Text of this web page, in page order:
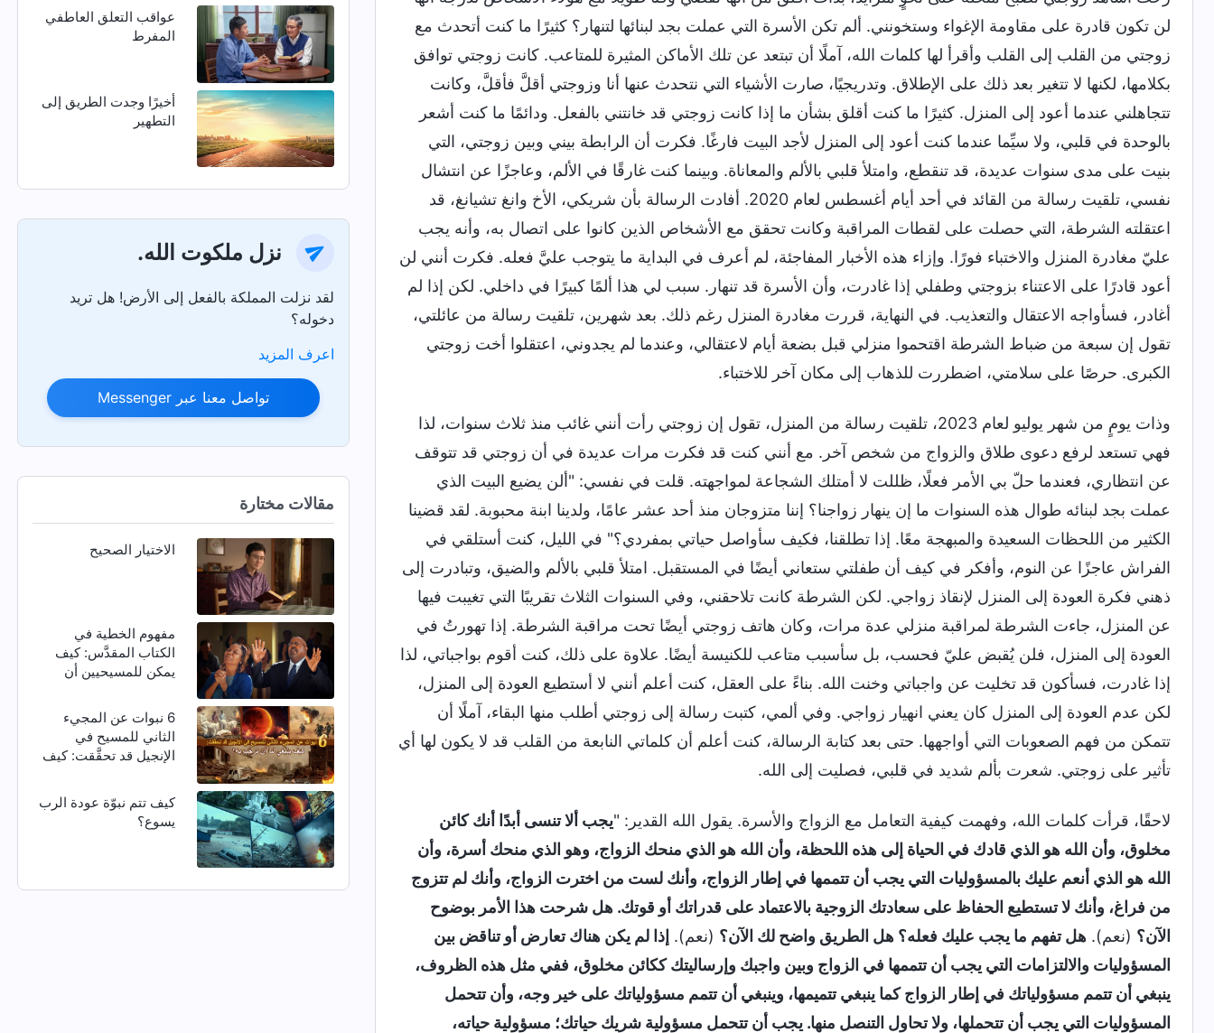
لن تكون قادرة على مقاومة الإغواء وستخونني. ألم تكن الأسرة التي عملت بجد لبنائها لتنهار؟ كثيرًا ما كنت أتحدث مع
زوجتي من القلب إلى القلب وأقرأ لها كلمات الله، آملًا أن تبتعد عن تلك الأماكن المثيرة للمتاعب. كانت زوجتي توافق
بكلامها، لكنها لا تتغير بعد ذلك على الإطلاق. وتدريجيًا، صارت الأشياء التي نتحدث عنها أنا وزوجتي أقلَّ فأقلَّ، وكانت
تتجاهلني عندما أعود إلى المنزل. كثيرًا ما كنت أقلق بشأن ما إذا كانت زوجتي قد خانتني بالفعل. ودائمًا ما كنت أشعر
بالوحدة في قلبي، ولا سيِّما عندما كنت أعود إلى المنزل لأجد البيت فارغًا. فكرت أن الرابطة بيني وبين زوجتي، التي
بنيت على مدى سنوات عديدة، قد تنقطع، وامتلأ قلبي بالألم والمعاناة. وبينما كنت غارقًا في الألم، وعاجزًا عن انتشال
نفسي، تلقيت رسالة من القائد في أحد أيام أغسطس لعام 2020. أفادت الرسالة بأن شريكي، الأخ وانغ تشيانغ، قد
اعتقلته الشرطة، التي حصلت على لقطات المراقبة وكانت تحقق مع الأشخاص الذين كانوا على اتصال به، وأنه يجب
عليّ مغادرة المنزل والاختباء فورًا. وإزاء هذه الأخبار المفاجئة، لم أعرف في البداية ما يتوجب عليَّ فعله. فكرت أنني لن
أعود قادرًا على الاعتناء بزوجتي وطفلي إذا غادرت، وأن الأسرة قد تنهار. سبب لي هذا ألمًا كبيرًا في داخلي. لكن إذا لم
أغادر، فسأواجه الاعتقال والتعذيب. في النهاية، قررت مغادرة المنزل رغم ذلك. بعد شهرين، تلقيت رسالة من عائلتي،
تقول إن سبعة من ضباط الشرطة اقتحموا منزلي قبل بضعة أيام لاعتقالي، وعندما لم يجدوني، اعتقلوا أخت زوجتي
الكبرى. حرصًا على سلامتي، اضطررت للذهاب إلى مكان آخر للاختباء.
وذات يومٍ من شهر يوليو لعام 2023، تلقيت رسالة من المنزل، تقول إن زوجتي رأت أنني غائب منذ ثلاث سنوات، لذا
فهي تستعد لرفع دعوى طلاق والزواج من شخص آخر. مع أنني كنت قد فكرت مرات عديدة في أن زوجتي قد تتوقف
عن انتظاري، فعندما حلّ بي الأمر فعلًا، ظللت لا أمتلك الشجاعة لمواجهته. قلت في نفسي: "ألن يضيع البيت الذي
عملت بجد لبنائه طوال هذه السنوات ما إن ينهار زواجنا؟ إننا متزوجان منذ أحد عشر عامًا، ولدينا ابنة محبوبة. لقد قضينا
الكثير من اللحظات السعيدة والمبهجة معًا. إذا تطلقنا، فكيف سأواصل حياتي بمفردي؟" في الليل، كنت أستلقي في
الفراش عاجزًا عن النوم، وأفكر في كيف أن طفلتي ستعاني أيضًا في المستقبل. امتلأ قلبي بالألم والضيق، وتبادرت إلى
ذهني فكرة العودة إلى المنزل لإنقاذ زواجي. لكن الشرطة كانت تلاحقني، وفي السنوات الثلاث تقريبًا التي تغيبت فيها
عن المنزل، جاءت الشرطة لمراقبة منزلي عدة مرات، وكان هاتف زوجتي أيضًا تحت مراقبة الشرطة. إذا تهورتُ في
العودة إلى المنزل، فلن يُقبض عليّ فحسب، بل سأسبب متاعب للكنيسة أيضًا. علاوة على ذلك، كنت أقوم بواجباتي، لذا
إذا غادرت، فسأكون قد تخليت عن واجباتي وخنت الله. بناءً على العقل، كنت أعلم أنني لا أستطيع العودة إلى المنزل،
لكن عدم العودة إلى المنزل كان يعني انهيار زواجي. وفي ألمي، كتبت رسالة إلى زوجتي أطلب منها البقاء، آملًا أن
تتمكن من فهم الصعوبات التي أواجهها. حتى بعد كتابة الرسالة، كنت أعلم أن كلماتي النابعة من القلب قد لا يكون لها أي
تأثير على زوجتي. شعرت بألم شديد في قلبي، فصليت إلى الله.
لاحقًا، قرأت كلمات الله، وفهمت كيفية التعامل مع الزواج والأسرة. يقول الله القدير: "يجب ألا تنسى أبدًا أنك كائن
مخلوق، وأن الله هو الذي قادك في الحياة إلى هذه اللحظة، وأن الله هو الذي منحك الزواج، وهو الذي منحك أسرة، وأن
الله هو الذي أنعم عليك بالمسؤوليات التي يجب أن تتممها في إطار الزواج، وأنك لست من اخترت الزواج، وأنك لم تتزوج
من فراغ، وأنك لا تستطيع الحفاظ على سعادتك الزوجية بالاعتماد على قدراتك أو قوتك. هل شرحت هذا الأمر بوضوح
الآن؟ (نعم). هل تفهم ما يجب عليك فعله؟ هل الطريق واضح لك الآن؟ (نعم). إذا لم يكن هناك تعارض أو تناقض بين
المسؤوليات والالتزامات التي يجب أن تتممها في الزواج وبين واجبك وإرساليتك ككائن مخلوق، ففي مثل هذه الظروف،
ينبغي أن تتمم مسؤولياتك في إطار الزواج كما ينبغي تتميمها، وينبغي أن تتمم مسؤولياتك على خير وجه، وأن تتحمل
المسؤوليات التي يجب أن تتحملها، ولا تحاول التنصل منها. يجب أن تتحمل مسؤولية شريك حياتك؛ مسؤولية حياته،
عواقب التعلق العاطفي
المفرط
أخيرًا وجدت الطريق إلى
التطهير
نزل ملكوت الله.
لقد نزلت المملكة بالفعل إلى الأرض! هل تريد
دخوله؟
اعرف المزيد
تواصل معنا عبر Messenger
مقالات مختارة
الاختيار الصحيح
مفهوم الخطية في
الكتاب المقدَّس: كيف
يمكن للمسيحيين أن
6 نبوات عن المجيء
الثاني للمسيح في
الإنجيل قد تحقَّقت: كيف
كيف تتم نبوّة عودة الرب
يسوع؟